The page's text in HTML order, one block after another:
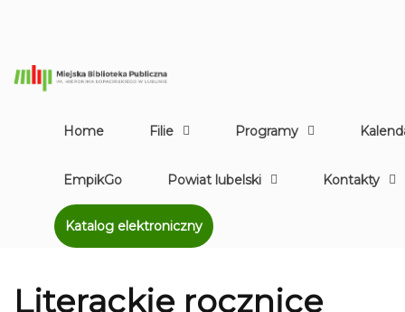
Home Filie Programy
EmpikGo Powiat lubelski Kontakty
Katalog elektroniczny
Literackie rocznice